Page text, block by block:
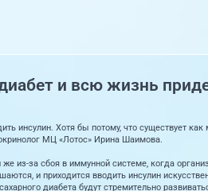
и всю жизнь
инсулин. Хотя бы потому, что существует как
МЦ «Лотос» Ирина Шаимова.
из-за сбоя в иммунной системе, когда
и приходится вводить инсулин
диабета будут стремительно